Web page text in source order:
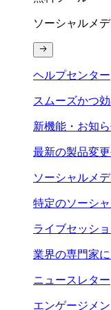
ソーシャルメ
ヘルプセンター
スムーズかつ
新機能・お知
最新の製品変
ソーシャルメ
特定のソーシ
ライブセッシ
業界の専門家
ニュースレター
エンゲージメ